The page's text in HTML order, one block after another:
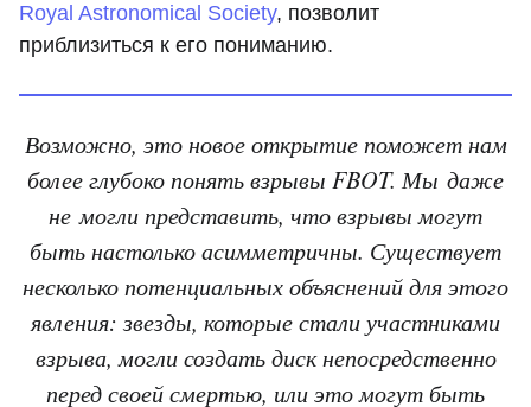
Royal Astronomical Society, позволит
приблизиться к его пониманию.
Возможно, это новое открытие поможет нам
более глубоко понять взрывы FBOT. Мы даже
не могли представить, что взрывы могут
быть настолько асимметричны. Существует
несколько потенциальных объяснений для этого
явления: звезды, которые стали участниками
взрыва, могли создать диск непосредственно
перед своей смертью, или это могут быть